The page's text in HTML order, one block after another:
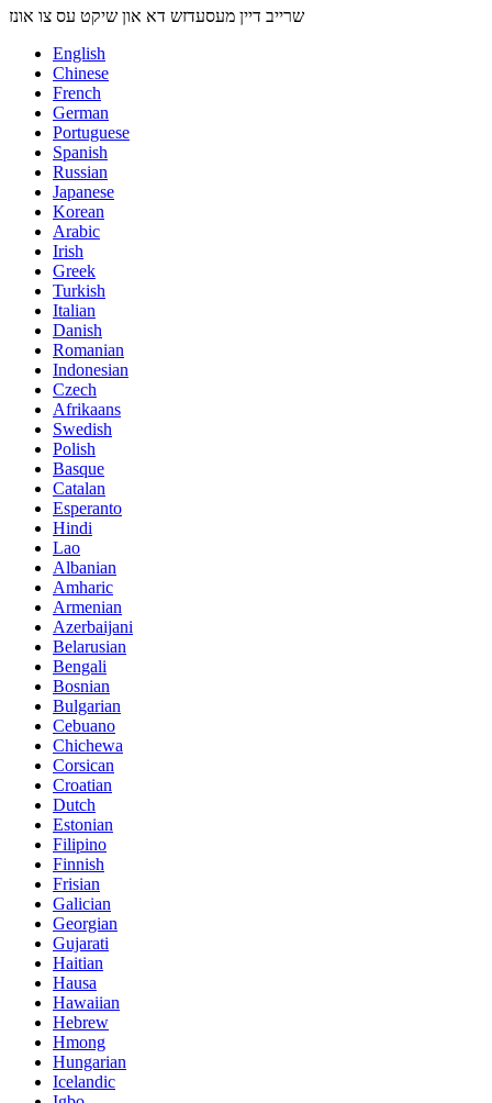
שרייב דיין מעסעדזש דא און שיקט עס צו אונז
English
Chinese
French
German
Portuguese
Spanish
Russian
Japanese
Korean
Arabic
Irish
Greek
Turkish
Italian
Danish
Romanian
Indonesian
Czech
Afrikaans
Swedish
Polish
Basque
Catalan
Esperanto
Hindi
Lao
Albanian
Amharic
Armenian
Azerbaijani
Belarusian
Bengali
Bosnian
Bulgarian
Cebuano
Chichewa
Corsican
Croatian
Dutch
Estonian
Filipino
Finnish
Frisian
Galician
Georgian
Gujarati
Haitian
Hausa
Hawaiian
Hebrew
Hmong
Hungarian
Icelandic